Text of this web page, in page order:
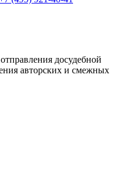
досудебной
авторских и смежных